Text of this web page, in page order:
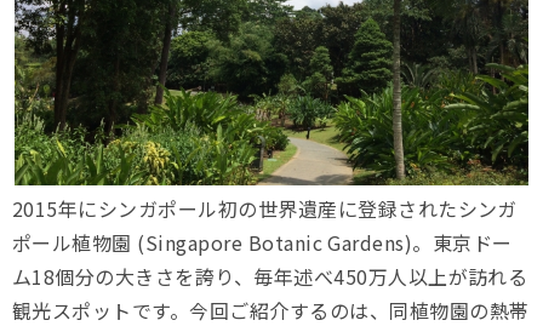
2015年にシンガポール初の世界遺産に登録されたシンガ
ポール植物園 (Singapore Botanic Gardens)。東京ドー
ム18個分の大きさを誇り、毎年述べ450万人以上が訪れる
観光スポットです。今回ご紹介するのは、同植物園の熱帯